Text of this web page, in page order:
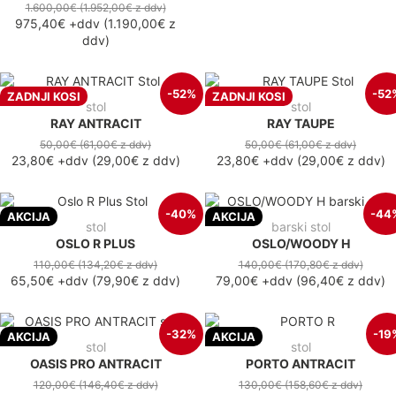
1.600,00€(1.952,00€z ddv)
975,40€ +ddv (1.190,00€ z
ddv)
ZADNJI KOSI -52%
stol
RAY ANTRACIT
50,00€(61,00€z ddv)
23,80€+ddv(29,00€z ddv)
ZADNJI KOSI -
stol
RAY TAUPE
50,00€(61,00€z ddv)
23,80€+ddv(29,00€z ddv)
AKCIJA -40%
stol
OSLO R PLUS
110,00€(134,20€z ddv)
65,50€ +ddv (79,90€ z ddv)
AKCIJA -
barski stol
OSLO/WOODY H
140,00€(170,80€z ddv)
79,00€ +ddv (96,40€ z ddv)
AKCIJA -32%
stol
OASIS PRO ANTRACIT
120,00€(146,40€z ddv)
AKCIJA -
stol
PORTO ANTRACIT
130,00€(158,60€z ddv)